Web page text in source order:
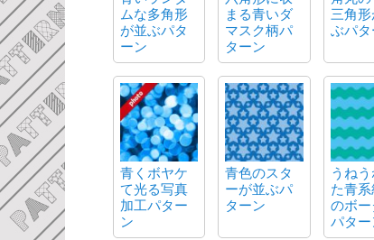
ムな多角形
が並ぶパタ
ーン
まる青いダ
マスク柄パ
ターン
三角
ぶパ
青くボヤケ
て光る写真
加工パター
ン
青色のスタ
ーが並ぶパ
ターン
うね
た青
のボ
パター